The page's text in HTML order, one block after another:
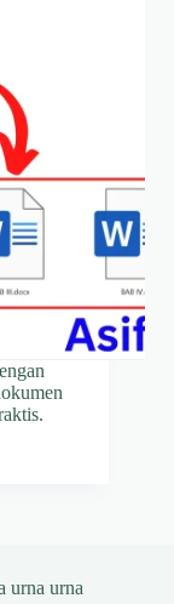
urna urna